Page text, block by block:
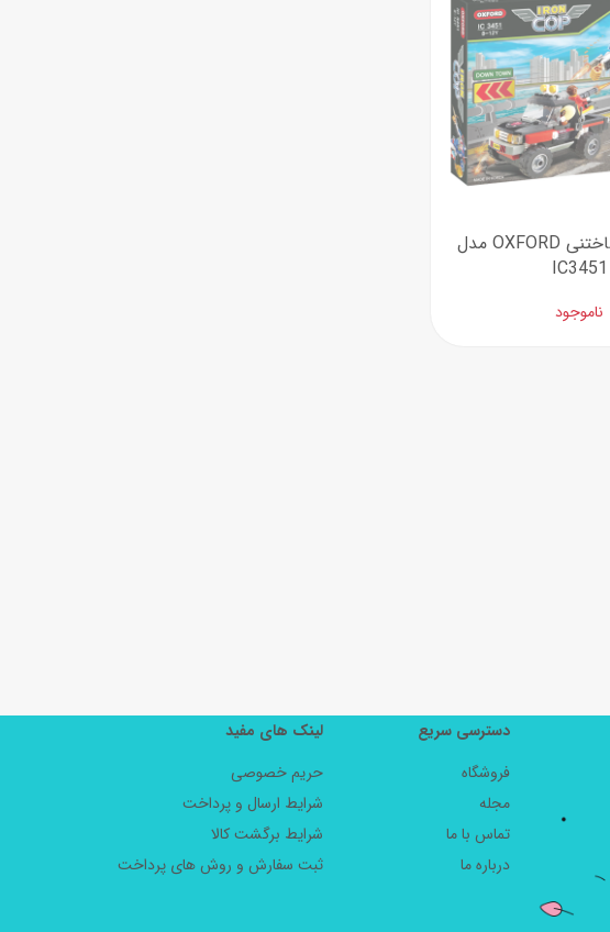
سورپرایزی‌ها
ست‌های بازی
لوازم موسیقی
اسباب‌بازی ساختنی OXFORD مدل
IC3451
ناموجود
دسترسی سریع
فروشگاه
مجله
تماس با ما
درباره ما
لینک های مفید
حریم خصوصی
شرایط ارسال و پرداخت
شرایط برگشت کالا
ثبت سفارش و روش های پرداخت